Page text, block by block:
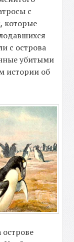
с
которые
с острова
убитыми
истории об